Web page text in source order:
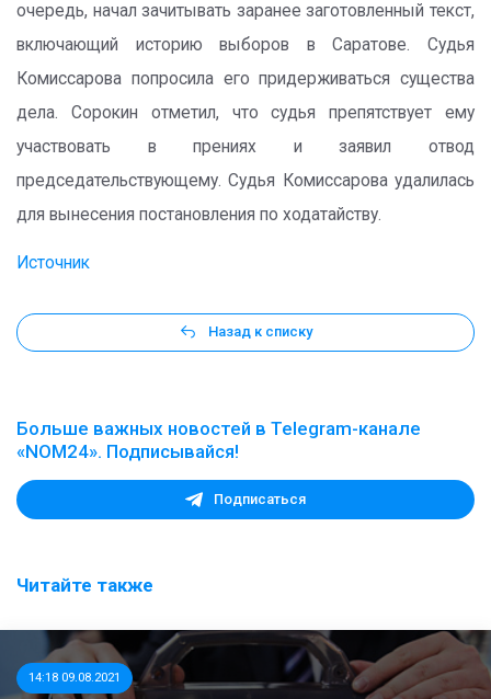
очередь, начал зачитывать заранее заготовленный текст,
включающий историю выборов в Саратове. Судья
Комиссарова попросила его придерживаться существа
дела. Сорокин отметил, что судья препятствует ему
участвовать в прениях и заявил отвод
председательствующему. Судья Комиссарова удалилась
для вынесения постановления по ходатайству.
Источник
Назад к списку
Больше важных новостей в Telegram-канале
«NOM24». Подписывайся!
Подписаться
Читайте также
14:18 09.08.2021